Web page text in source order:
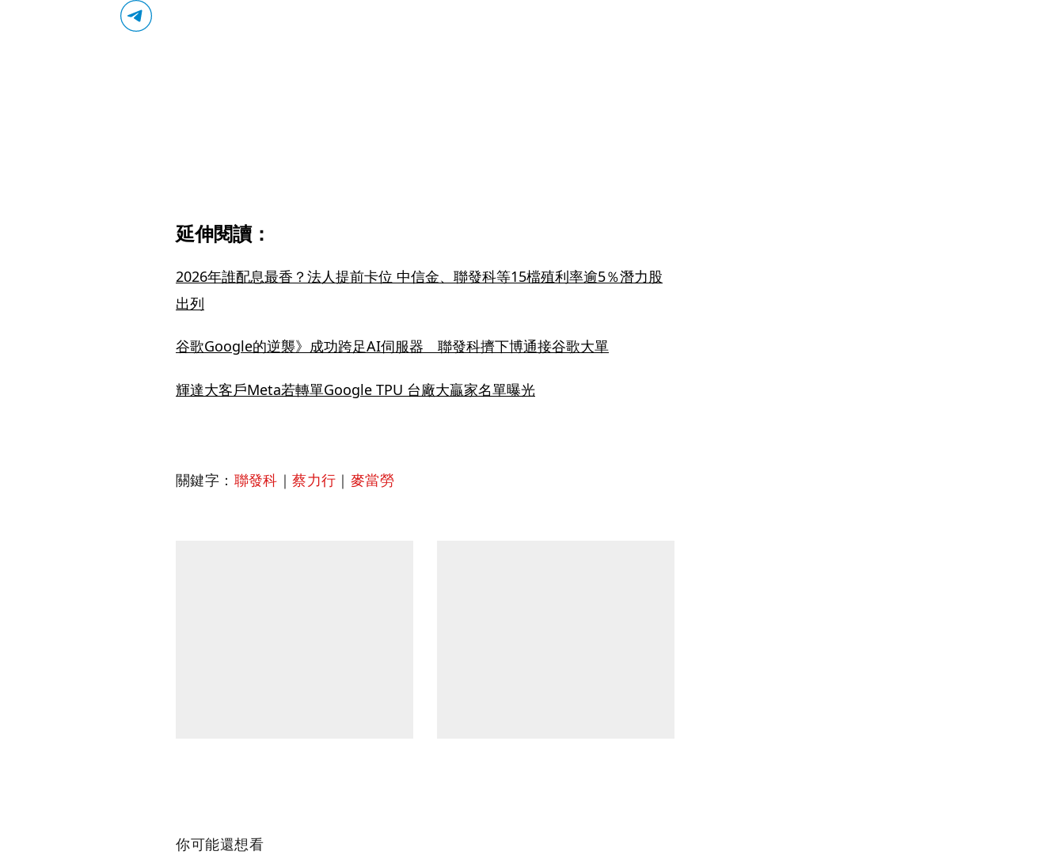
延伸閱讀：
2026年誰配息最香？法人提前卡位 中信金、聯發科等15檔殖利率逾5％潛力股
出列
谷歌Google的逆襲》成功跨足AI伺服器　聯發科擠下博通接谷歌大單
輝達大客戶Meta若轉單Google TPU 台廠大贏家名單曝光
關鍵字： 聯發科 ｜蔡力行 ｜ 麥當勞
你可能還想看